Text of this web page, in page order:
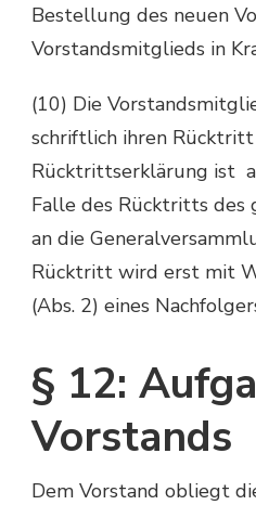
Bestellung des neuen
Vorstandsmitglieds in
(10) Die
schriftlich ihren
Rücktrittserklärung ist
Falle des Rücktritts des
an die
Rücktritt wird erst mit
(Abs. 2) eines
§ 12:
Vorstands
Dem Vorstand obliegt